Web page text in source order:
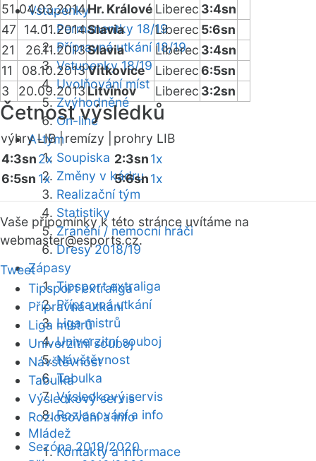
Vstupenky
Permanentky 18/19
Přípravná utkání 18/19
Vstupenky 18/19
Uvolňování míst
Zvýhodněné
On-line
A-tým
Soupiska
Změny v kádru
Realizační tým
Statistiky
Zranění / nemocní hráči
Dresy 2018/19
Zápasy
Tipsport extraliga
Přípravná utkání
Liga mistrů
Univerzitní souboj
Návštěvnost
Tabulka
Výsledkový servis
Rozlosování a info
Mládež
Kontakty a informace
51 04.03.2014Hr. Králové Liberec 3:4sn
47
14.01.2014Slavia Liberec 5:6sn
21
26.11.2013Slavia Liberec 3:4sn
11
08.10.2013Vítkovice Liberec6:5sn
3
20.09.2013Litvínov Liberec 3:2sn
Četnost výsledků
výhry LIB |remízy |
prohry LIB
4:3sn2x
6:5sn 1x
2:3sn1x
5:6sn1x
Vaše připomínky k této stránce uvítáme na
webmaster@esports.cz.
Tweet
Tipsport extraliga
Přípravná utkání
Liga mistrů
Univerzitní souboj
Návštěvnost
Tabulka
Výsledkový servis
Rozlosování a info
Sezóna 2019/2020